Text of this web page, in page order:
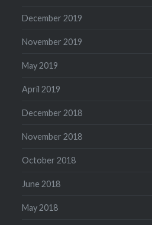
December 2019
November 2019
May 2019
April 2019
December 2018
November 2018
October 2018
June 2018
May 2018